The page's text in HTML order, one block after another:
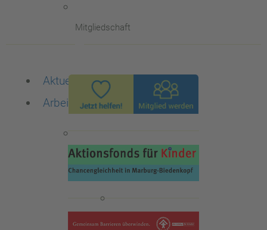
Mitgliedschaft
Aktuelles
Arbeitsbereiche
Die Familienberatungsstelle
ISEF-Beratung